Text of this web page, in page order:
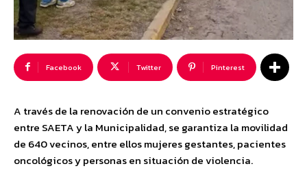
Facebook Twitter Pinterest
A través de la renovación de un convenio estratégico
entre SAETA y la Municipalidad, se garantiza la movilidad
de 640 vecinos, entre ellos mujeres gestantes, pacientes
oncológicos y personas en situación de violencia.